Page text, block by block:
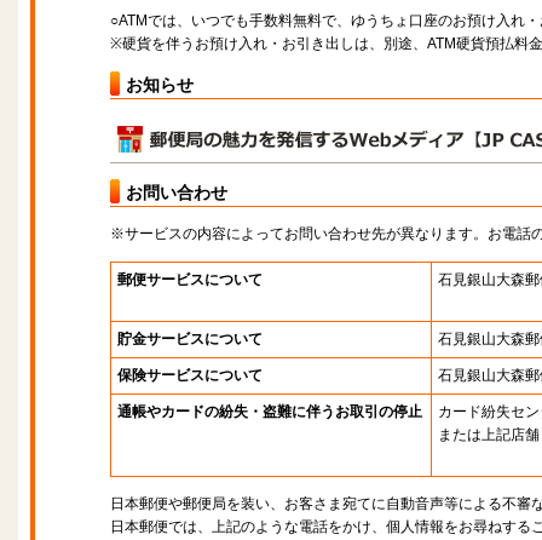
○ATMでは、いつでも手数料無料で、ゆうちょ口座のお預け入れ
※硬貨を伴うお預け入れ・お引き出しは、別途、ATM硬貨預払料
お知らせ
お問い合わせ
※サービスの内容によってお問い合わせ先が異なります。お電話
郵便サービスについて 石見銀山大森
貯金サービスについて 石見銀山大森
保険サービスについて 石見銀山大森
通帳やカードの紛失・盗難に伴うお取引の停止
カード紛失セ
または上記店舗
日本郵便や郵便局を装い、お客さま宛てに自動音声等による不審
日本郵便では、上記のような電話をかけ、個人情報をお尋ねする